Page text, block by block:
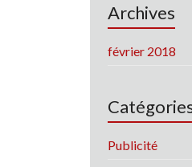
Archives
février 2018
Publicité